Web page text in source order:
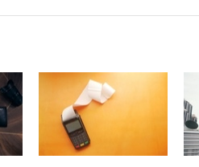
золотых
ЧЕ
вчера,
главы